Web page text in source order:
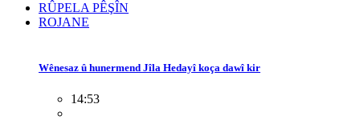
RÛPELA PÊŞÎN
ROJANE
Wênesaz û hunermend Jîla Hedayî koça dawî kir
14:53